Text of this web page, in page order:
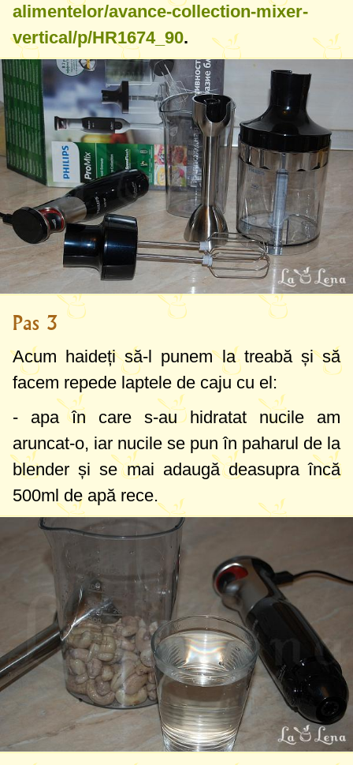
alimentelor/avance-collection-mixer-
vertical/p/HR1674_90.
Pas 3
Acum haideți să-l punem la treabă și să
facem repede laptele de caju cu el:
- apa în care s-au hidratat nucile am
aruncat-o, iar nucile se pun în paharul de la
blender și se mai adaugă deasupra încă
500ml de apă rece.